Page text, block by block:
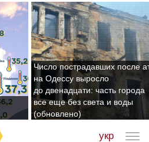
Число пострадавших после
на Одессу выросло
до двенадцати: часть города
все еще без света и воды
(обновлено)
укр